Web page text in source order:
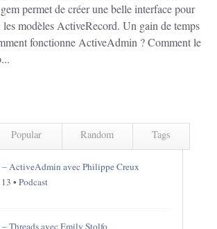
permet de créer une belle interface pour
modèles ActiveRecord. Un gain de temps
fonctionne ActiveAdmin ? Comment le
Popular Random Tags
– ActiveAdmin avec Philippe Creux
• Podcast
– Threads avec Emily Stolfo